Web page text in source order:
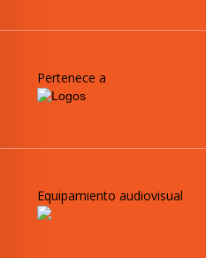
Pertenece a
Equipamiento audiovisual